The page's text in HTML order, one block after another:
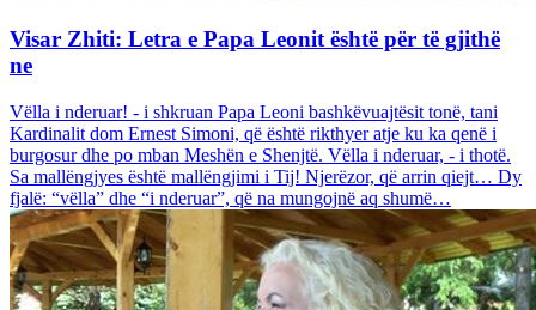
Visar Zhiti: Letra e Papa Leonit është për të gjithë
ne
Vëlla i nderuar! - i shkruan Papa Leoni bashkëvuajtësit tonë, tani
Kardinalit dom Ernest Simoni, që është rikthyer atje ku ka qenë i
burgosur dhe po mban Meshën e Shenjtë. Vëlla i nderuar, - i thotë.
Sa mallëngjyes është mallëngjimi i Tij! Njerëzor, që arrin qiejt… Dy
fjalë: “vëlla” dhe “i nderuar”, që na mungojnë aq shumë…